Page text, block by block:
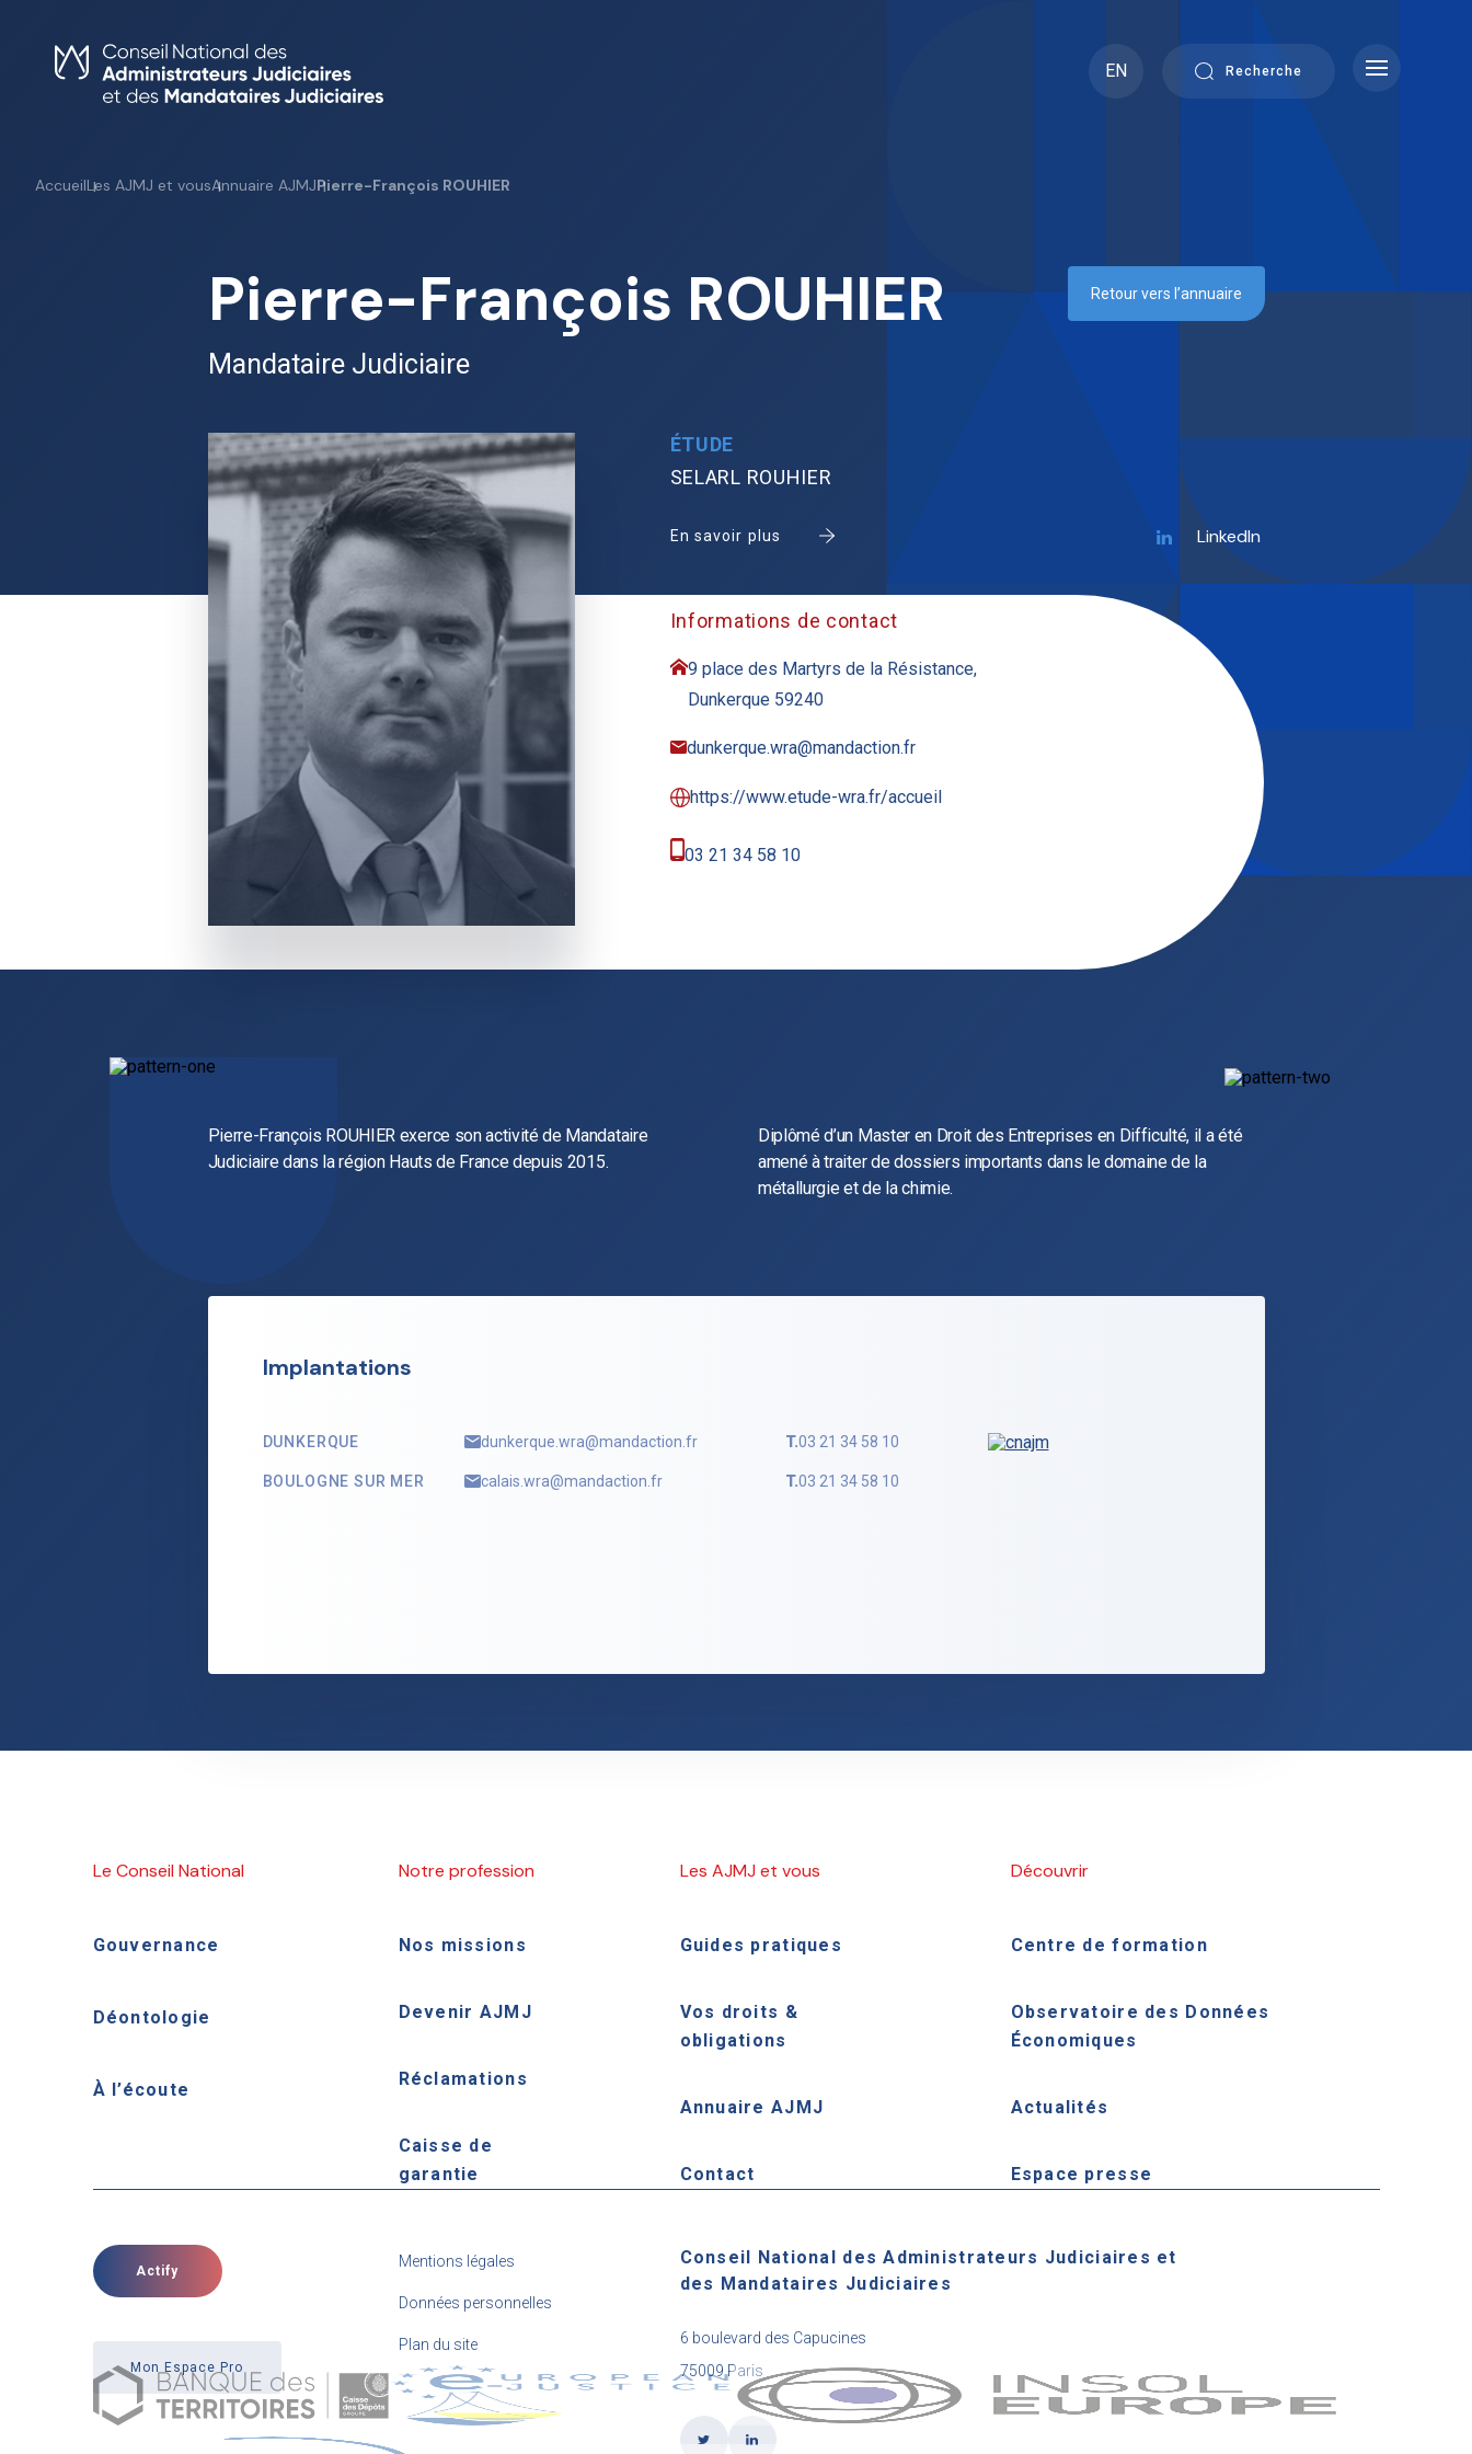
content
EN
Recherche
AccueilLes AJMJ et vousAnnuaire AJMJPierre-François ROUHIER
Pierre-François ROUHIER
Mandataire Judiciaire
Retour vers l’annuaire
ÉTUDE
SELARL ROUHIER
En savoir plus LinkedIn
Informations de contact
9 place des Martyrs de la Résistance,
Dunkerque 59240
dunkerque.wra@mandaction.fr
https://www.etude-wra.fr/accueil
03 21 34 58 10
Pierre-François ROUHIER exerce son activité de Mandataire
Judiciaire dans la région Hauts de France depuis 2015.
Diplômé d’un Master en Droit des Entreprises en Difficulté, il a été
amené à traiter de dossiers importants dans le domaine de la
métallurgie et de la chimie.
Implantations
DUNKERQUE dunkerque.wra@mandaction.fr T.03 21 34 58 10
BOULOGNE SUR MER calais.wra@mandaction.fr T.03 21 34 58 10
Le Conseil National
Gouvernance
Déontologie
À l’écoute
Notre profession
Nos missions
Devenir AJMJ
Réclamations
Caisse de
garantie
Les AJMJ et vous
Guides pratiques
Vos droits &
obligations
Annuaire AJMJ
Contact
Découvrir
Centre de formation
Observatoire des Données
Économiques
Actualités
Espace presse
Actify
Mon Espace Pro
Mentions légales
Données personnelles
Plan du site
Conseil National des Administrateurs Judiciaires et
des Mandataires Judiciaires
6 boulevard des Capucines
75009 Paris